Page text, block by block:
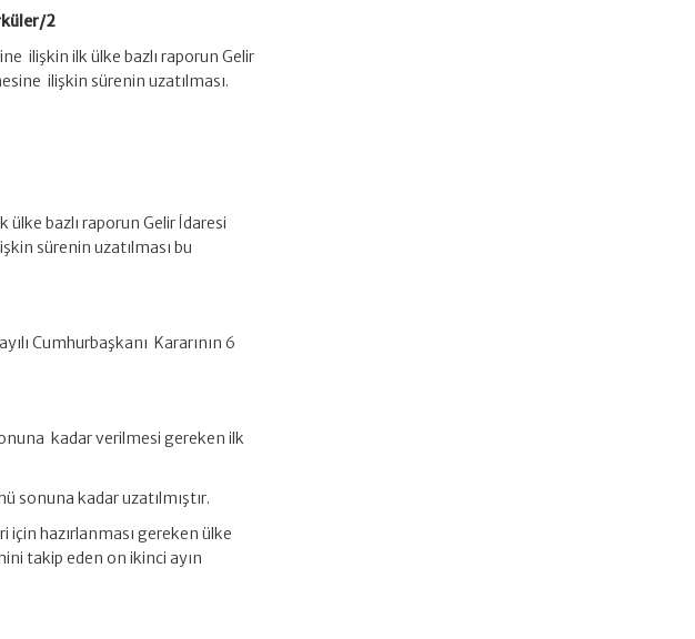
2
ilişkin ilk ülke bazlı raporun Gelir
ilişkin sürenin uzatılması.
bazlı raporun Gelir İdaresi
sürenin uzatılması bu
Cumhurbaşkanı Kararının 6
kadar verilmesi gereken ilk
sonuna kadar uzatılmıştır.
hazırlanması gereken ülke
takip eden on ikinci ayın